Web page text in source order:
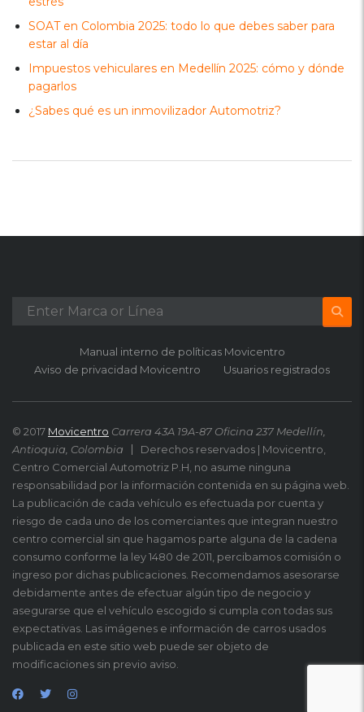
SOAT en Colombia 2025: todo lo que debes saber para
estar al día
Impuestos vehiculares en Medellín 2025: cómo y dónde
pagarlos
¿Sabes qué es un inmovilizador Automotriz?
Manual interno de políticas Movicentro
Aviso de privacidad Movicentro
Usuarios registrados
© 2017 Movicentro Carrera 43A 19A-87 Oficina 237 Medellín,
Antioquia, Colombia
Derechos reservados | Movicentro,
Centro Comercial Automotriz P.H, no asume ninguna
responsabilidad por la información contenida en su página web.
La publicación de cada vehículo es efectuada por cuenta y
riesgo de cada uno de los comerciantes que integran nuestro
centro comercial sin que hagamos parte alguna de la cadena
consumo conforme la ley 1480 de 2011, percibamos comisión o
ingreso por dichas publicaciones. Recomendamos asesorarse
debidamente antes de efectuar algún tipo de negocio y
asegurarse que el vehículo escogido si cumpla con todas sus
expectativas. Las imágenes e información de carros usados
publicada en este sitio web puede ser objeto de
modificaciones sin previo aviso.